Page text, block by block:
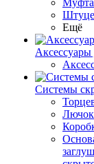
Муфта
Ещё
Аксессуары
Системы